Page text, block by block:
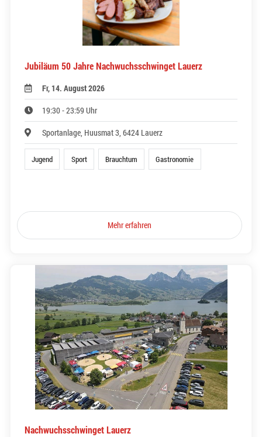
Jubiläum 50 Jahre Nachwuchsschwinget Lauerz
Fr, 14. August 2026
19:30 - 23:59 Uhr
Sportanlage, Huusmat 3, 6424 Lauerz
Jugend Sport Brauchtum Gastronomie
Mehr erfahren
Nachwuchsschwinget Lauerz